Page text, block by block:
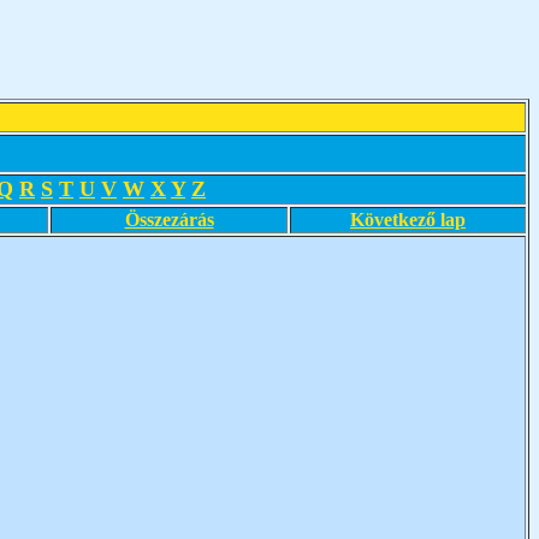
R S T U V W X Y Z
Összezárás Következő lap